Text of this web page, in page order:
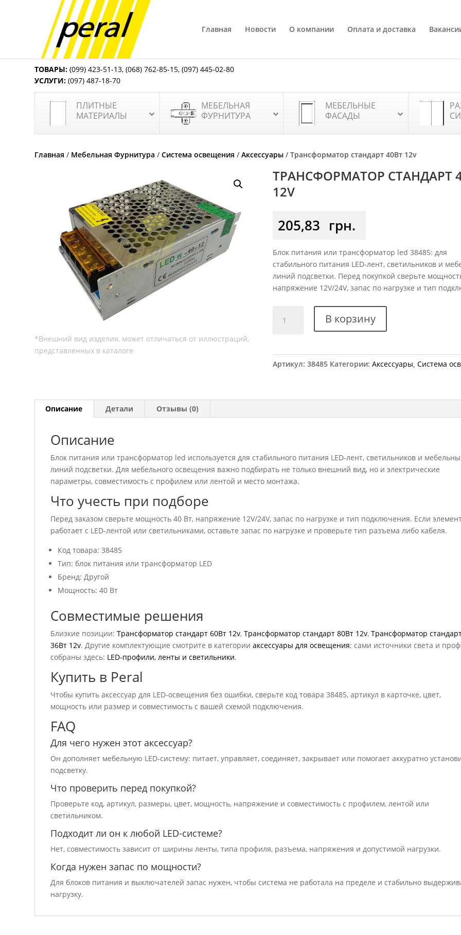
Главная Новости О компании Оплата и доставка
ТОВАРЫ: (099) 423-51-13,(068) 762-85-15,(097) 445-02-80
УСЛУГИ: (097) 487-18-70
ПЛИТНЫЕ
МАТЕРИАЛЫ
МЕБЕЛЬНАЯ
ФУРНИТУРА
МЕБЕЛЬНЫЕ
ФАСАДЫ
Главная / Мебельная Фурнитура /Система освещения /Аксессуары / Трансформатор стандарт 40Вт 12v
ТРАНСФОРМАТОР СТАНДАРТ
12V
205,83 грн.
Блок питания или трансформатор led 38485: для
стабильного питания LED-лент, светильников и
линий подсветки. Перед покупкой сверьте
напряжение 12V/24V, запас по нагрузке и тип
товара
Трансформатор
12v
В корзину
Артикул:38485 Категории:Аксессуары,Система
Описание Детали Отзывы (0)
Описание
Блок питания или трансформатор led используется для стабильного питания LED-лент, светильников и
линий подсветки. Для мебельного освещения важно подбирать не только внешний вид, но и электрические
параметры, совместимость с профилем или лентой и место монтажа.
Что учесть при подборе
Перед заказом сверьте мощность 40 Вт, напряжение 12V/24V, запас по нагрузке и тип подключения. Если
работает с LED-лентой или светильниками, оставьте запас по нагрузке и проверьте тип разъема либо кабеля.
Код товара: 38485
Тип: блок питания или трансформатор LED
Бренд: Другой
Мощность: 40 Вт
Совместимые решения
Близкие позиции:Трансформатор стандарт 60Вт 12v,Трансформатор стандарт 80Вт 12v,Трансформатор
36Вт 12v. Другие комплектующие смотрите в категорииаксессуары для освещения; сами источники света и
собраны здесь: LED-профили, ленты и светильники.
Купить в Peral
Чтобы купить аксессуар для LED-освещения без ошибки, сверьте код товара 38485, артикул в карточке, цвет,
мощность или размер и совместимость с вашей схемой подключения.
FAQ
Для чего нужен этот аксессуар?
Он дополняет мебельную LED-систему: питает, управляет, соединяет, закрывает или помогает аккуратно
подсветку.
Что проверить перед покупкой?
Проверьте код, артикул, размеры, цвет, мощность, напряжение и совместимость с профилем, лентой или
светильником.
Подходит ли он к любой LED-системе?
Нет, совместимость зависит от ширины ленты, типа профиля, разъема, напряжения и допустимой нагрузки.
Когда нужен запас по мощности?
Для блоков питания и выключателей запас нужен, чтобы система не работала на пределе и стабильно
нагрузку.